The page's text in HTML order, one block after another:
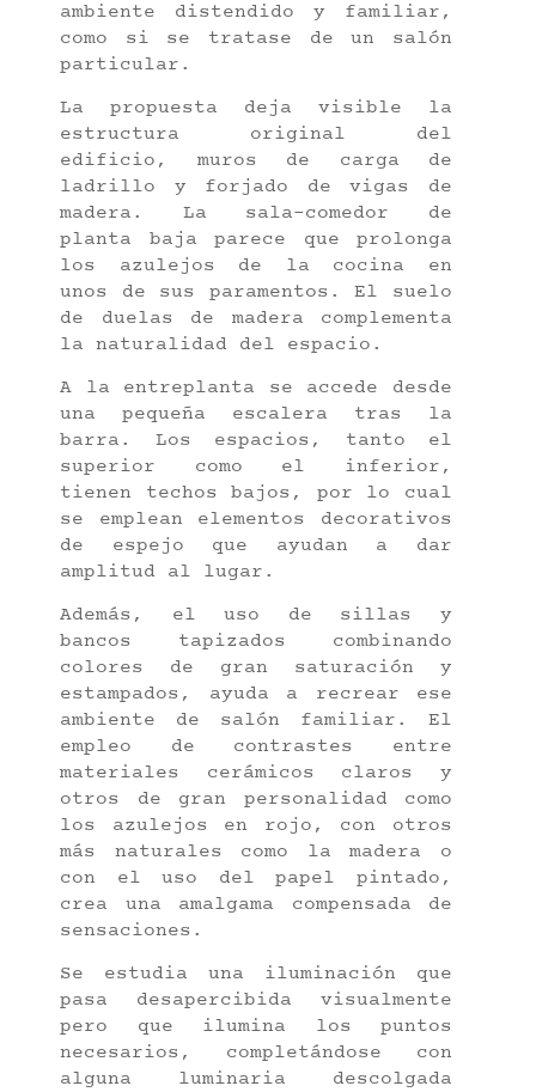
ambiente distendido y familiar,
como si se tratase de un salón
particular.
La propuesta deja visible la
estructura original del
edificio, muros de carga de
ladrillo y forjado de vigas de
madera. La sala-comedor de
planta baja parece que prolonga
los azulejos de la cocina en
unos de sus paramentos. El suelo
de duelas de madera complementa
la naturalidad del espacio.
A la entreplanta se accede desde
una pequeña escalera tras la
barra. Los espacios, tanto el
superior como el inferior,
tienen techos bajos, por lo cual
se emplean elementos decorativos
de espejo que ayudan a dar
amplitud al lugar.
Además, el uso de sillas y
bancos tapizados combinando
colores de gran saturación y
estampados, ayuda a recrear ese
ambiente de salón familiar. El
empleo de contrastes entre
materiales cerámicos claros y
otros de gran personalidad como
los azulejos en rojo, con otros
más naturales como la madera o
con el uso del papel pintado,
crea una amalgama compensada de
sensaciones.
Se estudia una iluminación que
pasa desapercibida visualmente
pero que ilumina los puntos
necesarios, completándose con
alguna luminaria descolgada